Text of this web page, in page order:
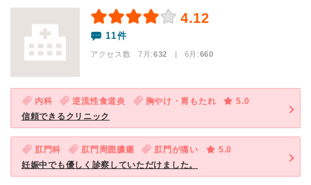
4.12
11件
アクセス数 7月:632 | 6月:660
内科 逆流性食道炎 胸やけ・胃もたれ
5.0
信頼できるクリニック
肛門科 肛門周囲膿瘍 肛門が痛い
5.0
妊娠中でも優しく診察していただけました。